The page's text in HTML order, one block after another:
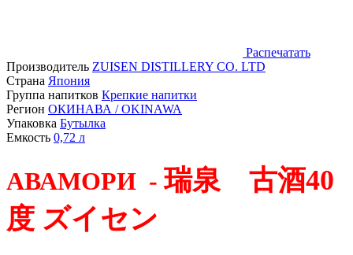
Распечатать
Производитель ZUISEN DISTILLERY CO. LTD
Страна Япония
Группа напитков Крепкие напитки
Регион ОКИНАВА / OKINAWA
Упаковка Бутылка
Емкость 0,72 л
АВАМОРИ -瑞泉 古酒40
度 ズイセン